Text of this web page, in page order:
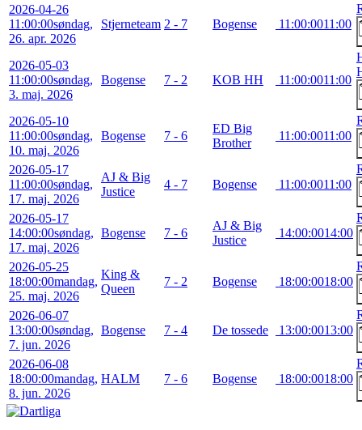
2026-04-26
11:00:00søndag,
26. apr. 2026
Stjerneteam 2 - 7 Bogense 11:00:0011:00
2026-05-03
11:00:00søndag,
3. maj. 2026
Bogense 7 - 2 KOB HH 11:00:0011:00
2026-05-10
11:00:00søndag,
10. maj. 2026
Bogense 7 - 6
ED Big
Brother
11:00:0011:00
2026-05-17
11:00:00søndag,
17. maj. 2026
AJ & Big
Justice
4 - 7 Bogense 11:00:0011:00
2026-05-17
14:00:00søndag,
17. maj. 2026
Bogense 7 - 6
AJ & Big
Justice
14:00:0014:00
2026-05-25
18:00:00mandag,
25. maj. 2026
King &
Queen
7 - 2 Bogense 18:00:0018:00
2026-06-07
13:00:00søndag,
7. jun. 2026
Bogense 7 - 4 De tossede 13:00:0013:00
2026-06-08
18:00:00mandag,
8. jun. 2026
HALM 7 - 6 Bogense 18:00:0018:00